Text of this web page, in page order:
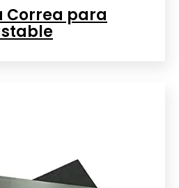
Correa para